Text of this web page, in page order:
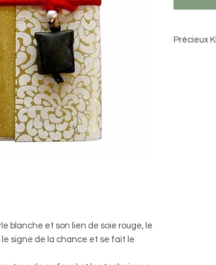
blanche et son lien de soie rouge, le
signe de la chance et se fait le
Précieux